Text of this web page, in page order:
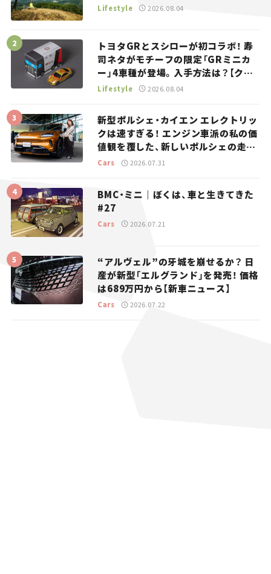
Lifestyle 2026.08.04
トヨタGRとスシローが初コラボ！ 寿
司ネタがモチーフの限定「GRミニカ
ー」4車種が登場。入手方法は？【クル
マとホビー】
Lifestyle 2026.08.04
新型ポルシェ・カイエン エレクトリッ
クは速すぎる！ エンジン車派の私の価
値観を覆した、新しいポルシェの走
り。
Cars 2026.07.31
BMC・ミニ｜ぼくは、車と生きてきた
#27
Cars 2026.07.21
“アルヴェル”の牙城を崩せるか？ 日
産が新型「エルグランド」を発売！ 価格
は689万円から【新車ニュース】
Cars 2026.07.22